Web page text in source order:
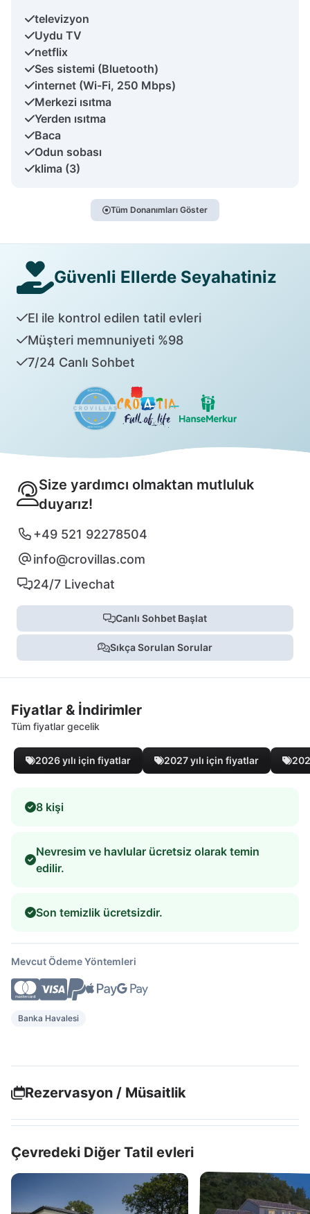
televizyon
Uydu TV
netflix
Ses sistemi (Bluetooth)
internet (Wi-Fi, 250 Mbps)
Merkezi ısıtma
Yerden ısıtma
Baca
Odun sobası
klima (3)
Tüm Donanımları Göster
Güvenli Ellerde Seyahatiniz
El ile kontrol edilen tatil evleri
Müşteri memnuniyeti %98
7/24 Canlı Sohbet
Size yardımcı olmaktan mutluluk
duyarız!
+49 521 92278504
info@crovillas.com
24/7 Livechat
Canlı Sohbet Başlat
Sıkça Sorulan Sorular
Fiyatlar & İndirimler
Tüm fiyatlar gecelik
2026 yılı için fiyatlar 2027 yılı için fiyatlar
8 kişi
Nevresim ve havlular ücretsiz olarak temin
edilir.
Son temizlik ücretsizdir.
Mevcut Ödeme Yöntemleri
Banka Havalesi
Rezervasyon / Müsaitlik
Çevredeki Diğer Tatil evleri